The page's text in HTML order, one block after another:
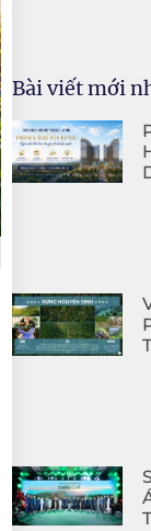
Bài viết mới